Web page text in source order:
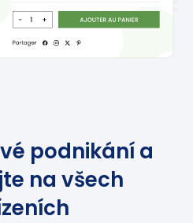
podnikání a
na všech